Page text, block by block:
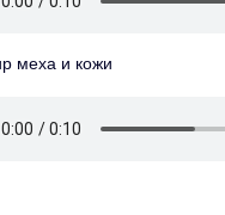
меха и кожи